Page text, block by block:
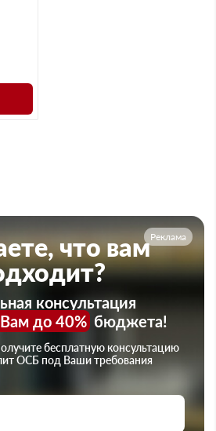
Реклама
что вам
консультация
до 40%бюджета!
бесплатную консультацию
ОСБ под Ваши требования